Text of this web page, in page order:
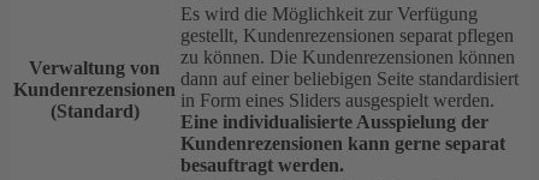
Verwaltung von
Kundenrezensionen
(Standard)
Es wird die Möglichkeit zur Verfügung
gestellt, Kundenrezensionen separat pflegen
zu können. Die Kundenrezensionen können
dann auf einer beliebigen Seite standardisiert
in Form eines Sliders ausgespielt werden.
Eine individualisierte Ausspielung der
Kundenrezensionen kann gerne separat
besauftragt werden.